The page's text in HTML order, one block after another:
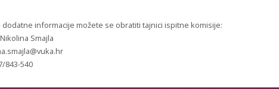
dodatne informacije možete se obratiti tajnici ispitne komisije:
Smajla
843-540